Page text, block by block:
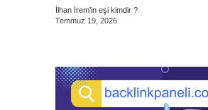
İlhan İrem’in eşi kimdir ?
Temmuz 19, 2026